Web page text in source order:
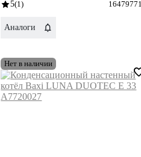
5(1) 16479771
Аналоги
Нет в наличии